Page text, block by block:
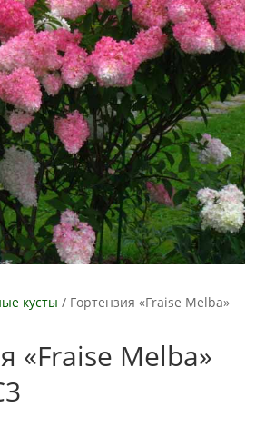
кусты / Гортензия «Fraise Melba»
«Fraise Melba»